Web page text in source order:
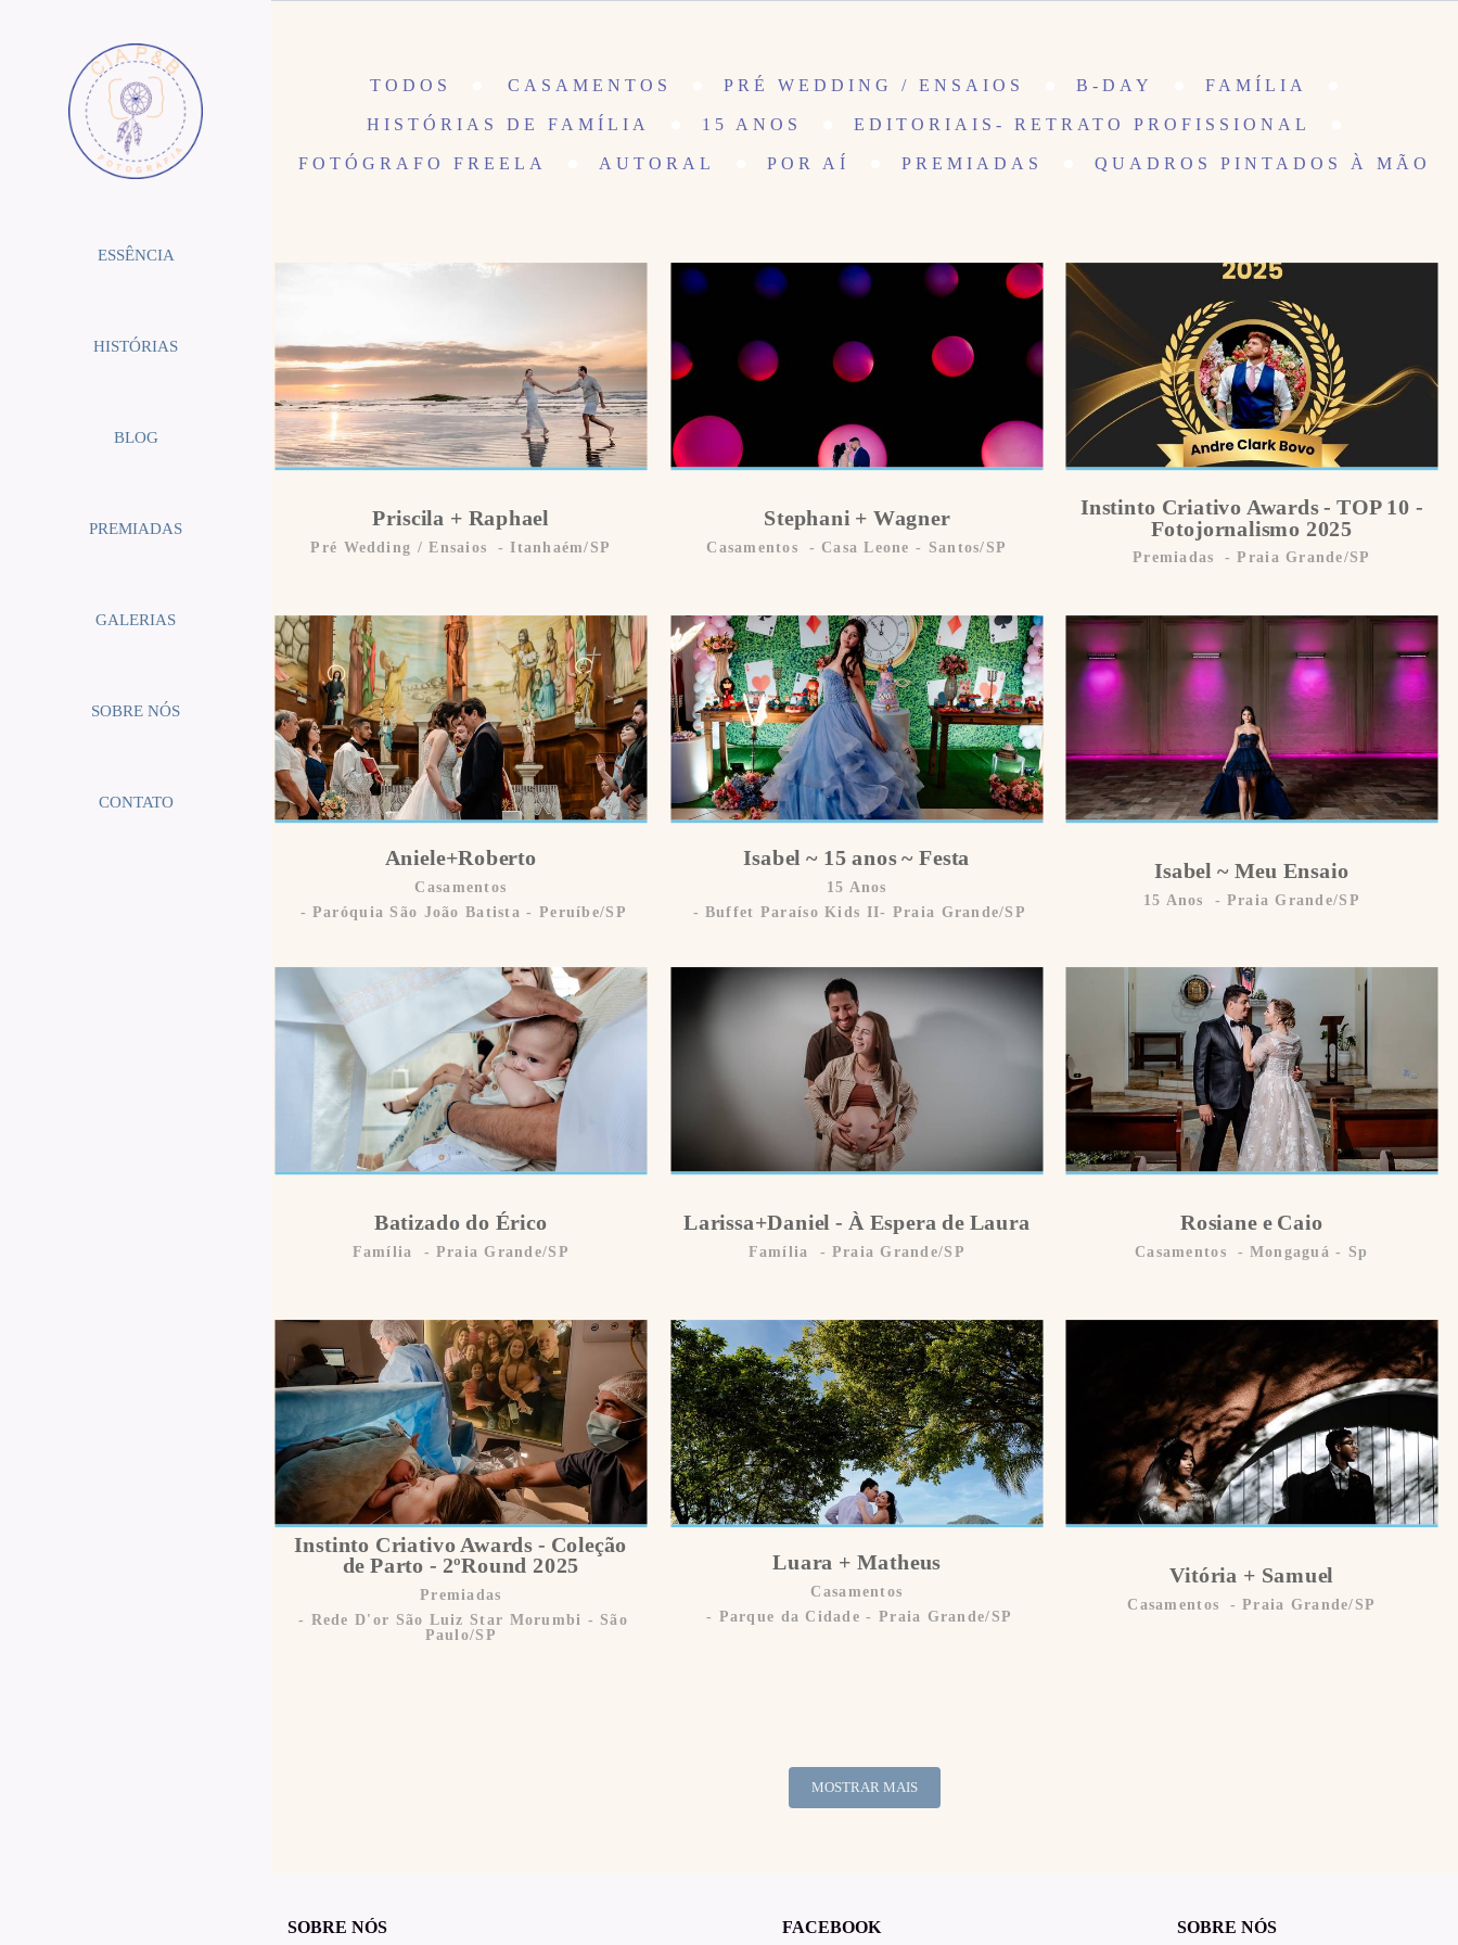
ESSÊNCIA
HISTÓRIAS
BLOG
PREMIADAS
GALERIAS
SOBRE NÓS
CONTATO
TODOS CASAMENTOS PRÉ WEDDING / ENSAIOS B-DAY FAMÍLIA
HISTÓRIAS DE FAMÍLIA 15 ANOS EDITORIAIS- RETRATO PROFISSIONAL
FOTÓGRAFO FREELA AUTORAL POR AÍ PREMIADAS QUADROS PINTADOS À MÃO
Priscila + Raphael
Pré Wedding / Ensaios Itanhaém/SP
Stephani + Wagner
Casamentos Casa Leone - Santos/SP
Instinto Criativo Awards - TOP 10 -
Fotojornalismo 2025
Premiadas Praia Grande/SP
Aniele+Roberto
Casamentos
Paróquia São João Batista - Peruíbe/SP
Isabel ~ 15 anos ~ Festa
15 Anos
Buffet Paraíso Kids II- Praia Grande/SP
Isabel ~ Meu Ensaio
15 Anos Praia Grande/SP
Batizado do Érico
Família Praia Grande/SP
Larissa+Daniel - À Espera de Laura
Família Praia Grande/SP
Rosiane e Caio
Casamentos Mongaguá - Sp
Instinto Criativo Awards - Coleção
de Parto - 2ºRound 2025
Premiadas
Rede D'or São Luiz Star Morumbi - São
Paulo/SP
Luara + Matheus
Casamentos
Parque da Cidade - Praia Grande/SP
Vitória + Samuel
Casamentos Praia Grande/SP
MOSTRAR MAIS
SOBRE NÓS FACEBOOK SOBRE NÓS